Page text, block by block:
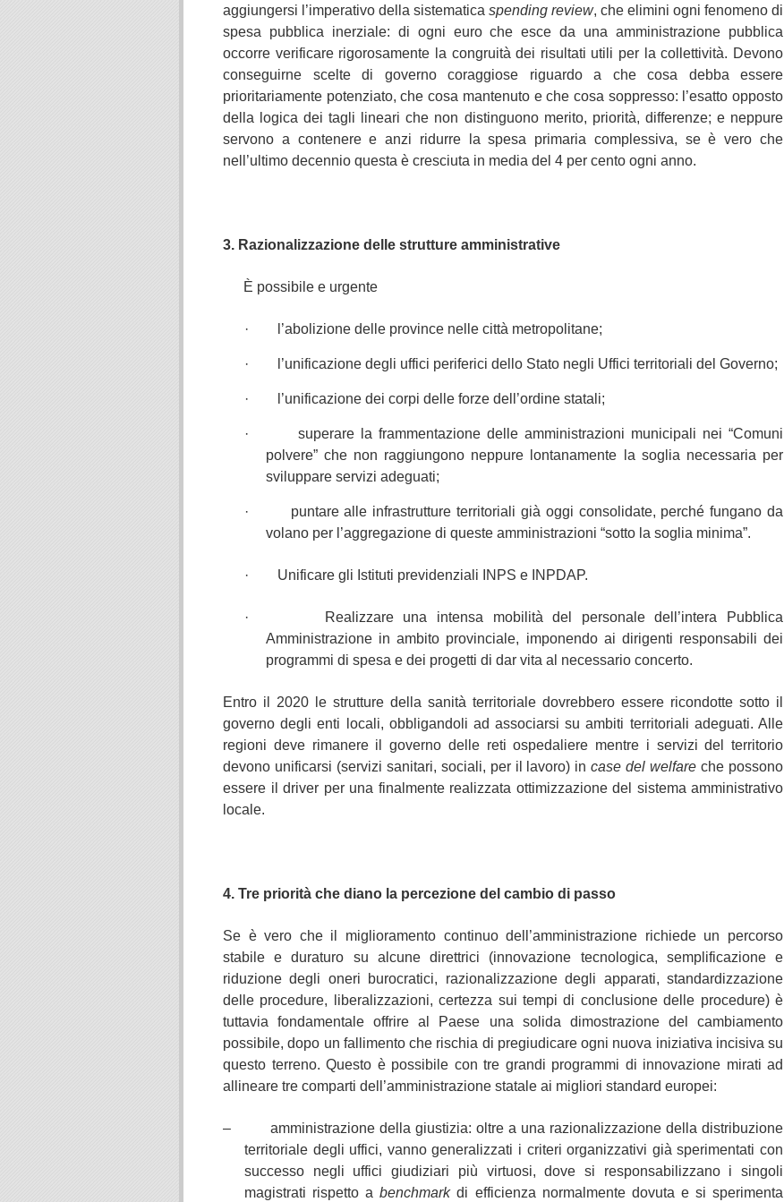
aggiungersi l’imperativo della sistematica spending review, che elimini ogni fenomeno di
spesa pubblica inerziale: di ogni euro che esce da una amministrazione pubblica
occorre verificare rigorosamente la congruità dei risultati utili per la collettività. Devono
conseguirne scelte di governo coraggiose riguardo a che cosa debba essere
prioritariamente potenziato, che cosa mantenuto e che cosa soppresso: l’esatto opposto
della logica dei tagli lineari che non distinguono merito, priorità, differenze; e neppure
servono a contenere e anzi ridurre la spesa primaria complessiva, se è vero che
nell’ultimo decennio questa è cresciuta in media del 4 per cento ogni anno.
3. Razionalizzazione delle strutture amministrative
È possibile e urgente
· l’abolizione delle province nelle città metropolitane;
· l’unificazione degli uffici periferici dello Stato negli Uffici territoriali del Governo;
· l’unificazione dei corpi delle forze dell’ordine statali;
· superare la frammentazione delle amministrazioni municipali nei “Comuni
polvere” che non raggiungono neppure lontanamente la soglia necessaria per
sviluppare servizi adeguati;
· puntare alle infrastrutture territoriali già oggi consolidate, perché fungano da
volano per l’aggregazione di queste amministrazioni “sotto la soglia minima”.
· Unificare gli Istituti previdenziali INPS e INPDAP.
· Realizzare una intensa mobilità del personale dell’intera Pubblica
Amministrazione in ambito provinciale, imponendo ai dirigenti responsabili dei
programmi di spesa e dei progetti di dar vita al necessario concerto.
Entro il 2020 le strutture della sanità territoriale dovrebbero essere ricondotte sotto il
governo degli enti locali, obbligandoli ad associarsi su ambiti territoriali adeguati. Alle
regioni deve rimanere il governo delle reti ospedaliere mentre i servizi del territorio
devono unificarsi (servizi sanitari, sociali, per il lavoro) incase del welfareche possono
essere il driver per una finalmente realizzata ottimizzazione del sistema amministrativo
locale.
4. Tre priorità che diano la percezione del cambio di passo
Se è vero che il miglioramento continuo dell’amministrazione richiede un percorso
stabile e duraturo su alcune direttrici (innovazione tecnologica, semplificazione e
riduzione degli oneri burocratici, razionalizzazione degli apparati, standardizzazione
delle procedure, liberalizzazioni, certezza sui tempi di conclusione delle procedure) è
tuttavia fondamentale offrire al Paese una solida dimostrazione del cambiamento
possibile, dopo un fallimento che rischia di pregiudicare ogni nuova iniziativa incisiva su
questo terreno. Questo è possibile con tre grandi programmi di innovazione mirati ad
allineare tre comparti dell’amministrazione statale ai migliori standard europei:
– amministrazione della giustizia: oltre a una razionalizzazione della distribuzione
territoriale degli uffici, vanno generalizzati i criteri organizzativi già sperimentati con
successo negli uffici giudiziari più virtuosi, dove si responsabilizzano i singoli
magistrati rispetto abenchmarkdi efficienza normalmente dovuta e si sperimenta